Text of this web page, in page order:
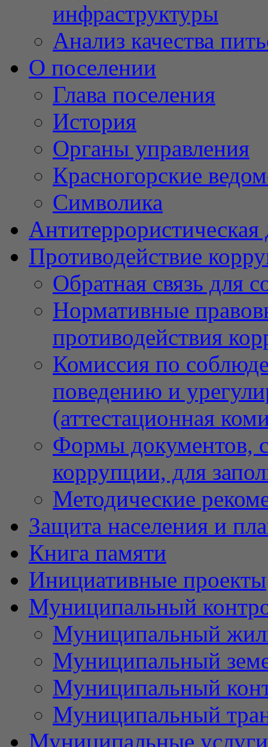
инфраструктуры
Анализ качества
О поселении
Глава поселения
История
Органы управления
Красногорские
Символика
Антитеррористическая
Противодействие
Обратная связь для
Нормативные
противодействия
Комиссия по
поведению и
(аттестационная
Формы документов,
коррупции, для
Методические
Защита населения и
Книга памяти
Инициативные проекты
Муниципальный
Муниципальный
Муниципальный
Муниципальный
Муниципальный
Муниципальные